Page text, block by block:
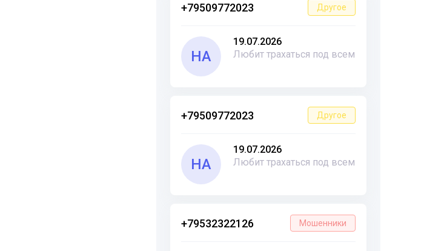
+79509772023 Другое
НА
19.07.2026
Любит трахаться под всем
+79509772023 Другое
НА
19.07.2026
Любит трахаться под всем
+79532322126 Мошенники